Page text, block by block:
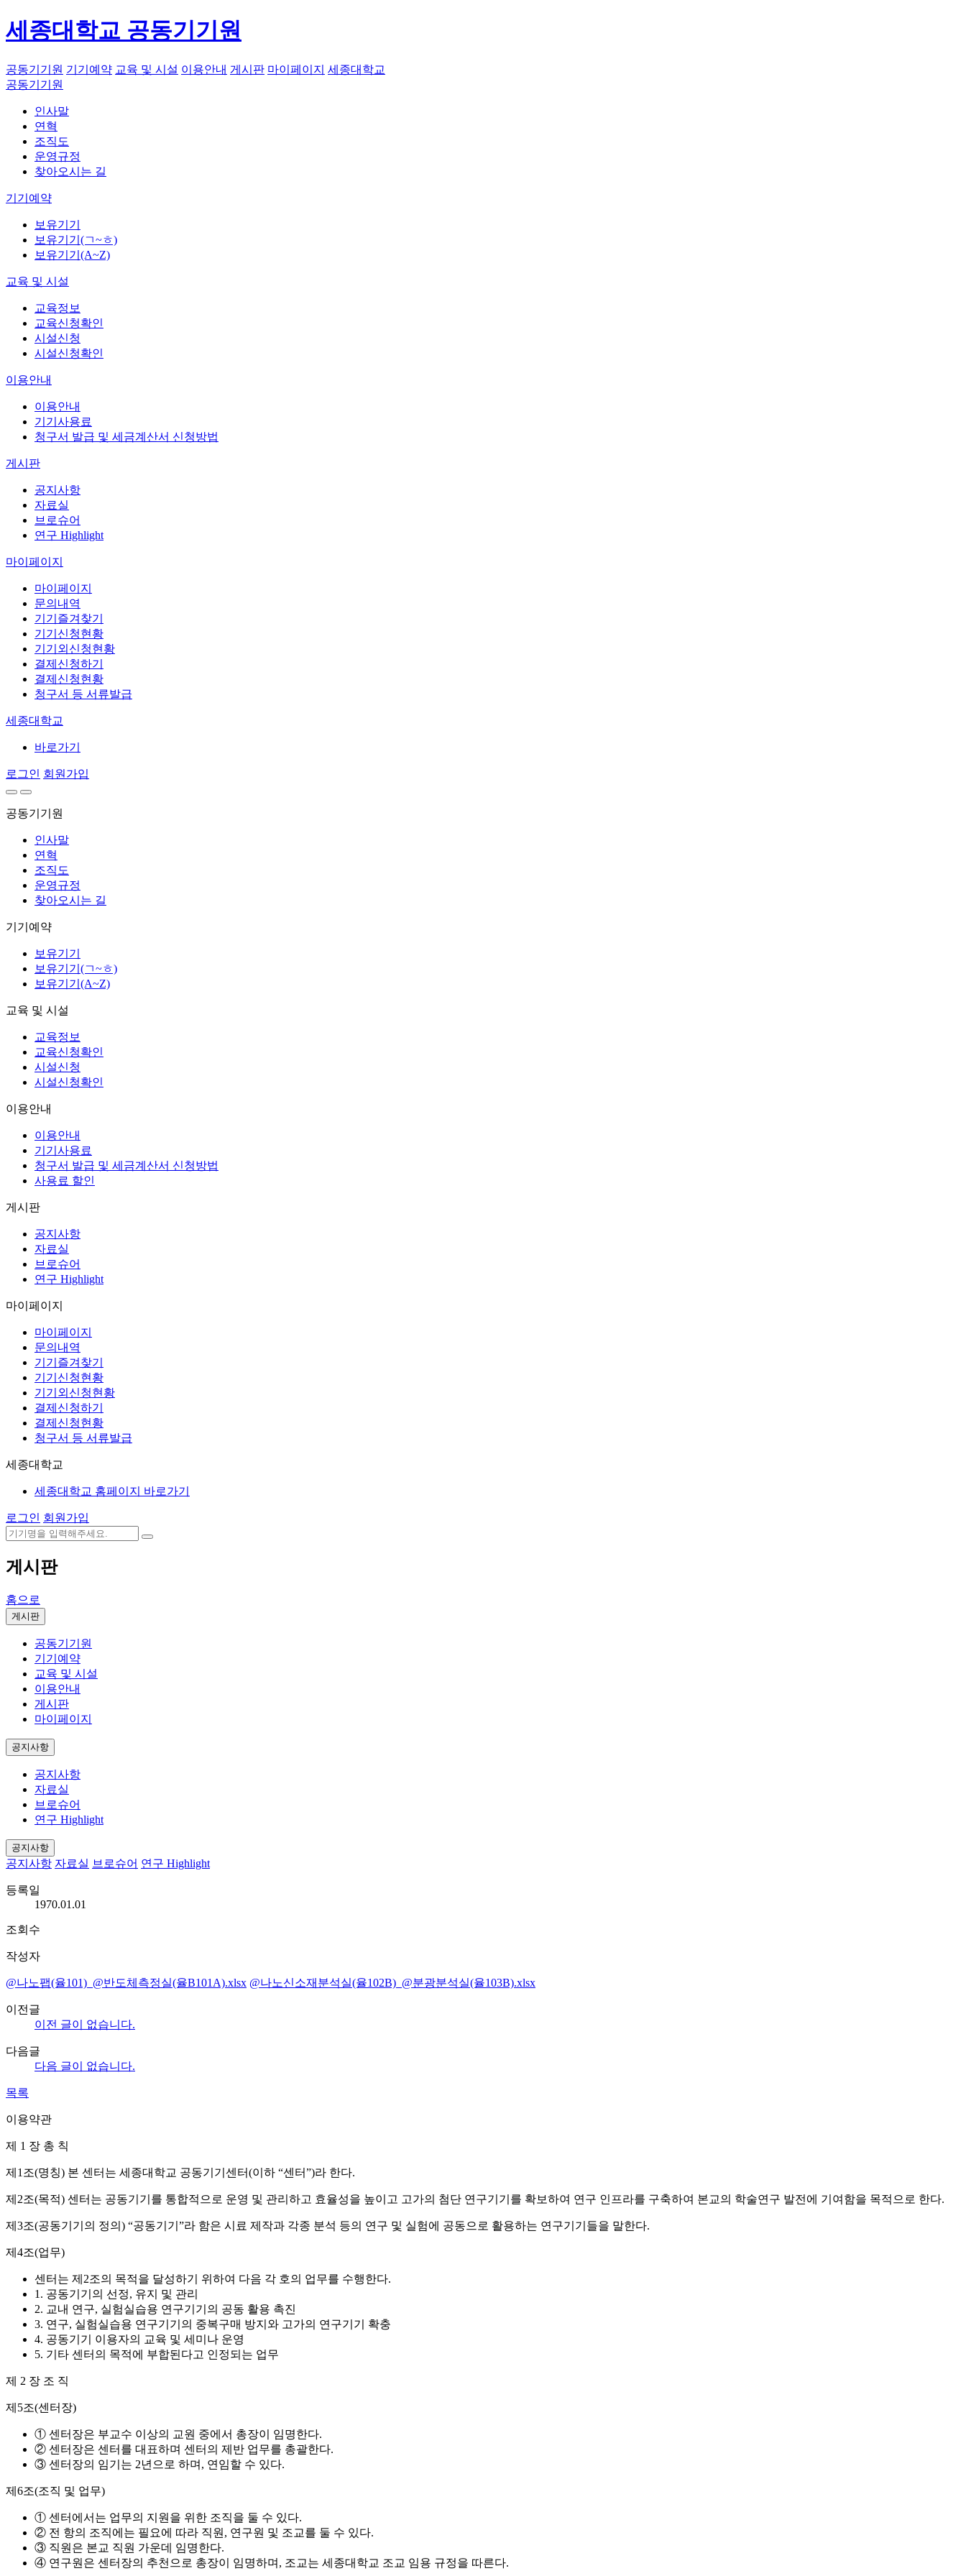
세종대학교 공동기기원
공동기기원 기기예약 교육 및 시설 이용안내 게시판 마이페이지 세종대학교
공동기기원
인사말
연혁
조직도
운영규정
찾아오시는 길
기기예약
보유기기
보유기기(ㄱ~ㅎ)
보유기기(A~Z)
교육 및 시설
교육정보
교육신청확인
시설신청
시설신청확인
이용안내
이용안내
기기사용료
청구서 발급 및 세금계산서 신청방법
게시판
공지사항
자료실
브로슈어
연구 Highlight
마이페이지
마이페이지
문의내역
기기즐겨찾기
기기신청현황
기기외신청현황
결제신청하기
결제신청현황
청구서 등 서류발급
세종대학교
바로가기
로그인 회원가입
공동기기원
인사말
연혁
조직도
운영규정
찾아오시는 길
기기예약
보유기기
보유기기(ㄱ~ㅎ)
보유기기(A~Z)
교육 및 시설
교육정보
교육신청확인
시설신청
시설신청확인
이용안내
이용안내
기기사용료
청구서 발급 및 세금계산서 신청방법
사용료 할인
게시판
공지사항
자료실
브로슈어
연구 Highlight
마이페이지
마이페이지
문의내역
기기즐겨찾기
기기신청현황
기기외신청현황
결제신청하기
결제신청현황
청구서 등 서류발급
세종대학교
세종대학교 홈페이지 바로가기
로그인 회원가입
게시판
홈으로
게시판
공동기기원
기기예약
교육 및 시설
이용안내
게시판
마이페이지
공지사항
공지사항
자료실
브로슈어
연구 Highlight
공지사항
공지사항 자료실 브로슈어 연구 Highlight
등록일
1970.01.01
조회수
작성자
@나노팹(율101)_@반도체측정실(율B101A).xlsx @나노신소재분석실(율102B)_@분광분석실(율103B).xlsx
이전글
이전 글이 없습니다.
다음글
다음 글이 없습니다.
목록
이용약관
제 1 장 총 칙
제1조(명칭) 본 센터는 세종대학교 공동기기센터(이하 “센터”)라 한다.
제2조(목적) 센터는 공동기기를 통합적으로 운영 및 관리하고 효율성을 높이고 고가의 첨단 연구기기를 확보하여 연구 인프라를 구축하여 본교의 학술연구 발전에 기여함을 목적으로 한다.
제3조(공동기기의 정의) “공동기기”라 함은 시료 제작과 각종 분석 등의 연구 및 실험에 공동으로 활용하는 연구기기들을 말한다.
제4조(업무)
센터는 제2조의 목적을 달성하기 위하여 다음 각 호의 업무를 수행한다.
1. 공동기기의 선정, 유지 및 관리
2. 교내 연구, 실험실습용 연구기기의 공동 활용 촉진
3. 연구, 실험실습용 연구기기의 중복구매 방지와 고가의 연구기기 확충
4. 공동기기 이용자의 교육 및 세미나 운영
5. 기타 센터의 목적에 부합된다고 인정되는 업무
제 2 장 조 직
제5조(센터장)
① 센터장은 부교수 이상의 교원 중에서 총장이 임명한다.
② 센터장은 센터를 대표하며 센터의 제반 업무를 총괄한다.
③ 센터장의 임기는 2년으로 하며, 연임할 수 있다.
제6조(조직 및 업무)
① 센터에서는 업무의 지원을 위한 조직을 둘 수 있다.
② 전 항의 조직에는 필요에 따라 직원, 연구원 및 조교를 둘 수 있다.
③ 직원은 본교 직원 가운데 임명한다.
④ 연구원은 센터장의 추천으로 총장이 임명하며, 조교는 세종대학교 조교 임용 규정을 따른다.